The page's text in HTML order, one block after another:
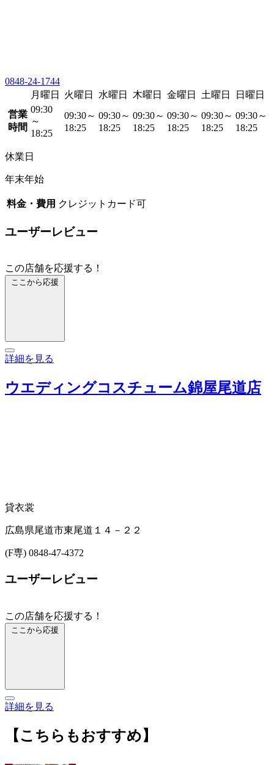
0848-24-1744
月曜日
火曜日 水曜日 木曜日 金曜日 土曜日
日曜日
営業
時間
09:30
～
18:25
09:30～
18:25
09:30～
18:25
09:30～
18:25
09:30～
18:25
09:30～
18:25
09:30～
18:25
休業日
年末年始
料金・費用 クレジットカード可
ユーザーレビュー
この店舗を応援する！
ここから応援
詳細を見る
ウエディングコスチューム錦屋尾道店
貸衣裳
広島県尾道市東尾道１４－２２
(F専) 0848-47-4372
ユーザーレビュー
この店舗を応援する！
ここから応援
詳細を見る
【こちらもおすすめ】